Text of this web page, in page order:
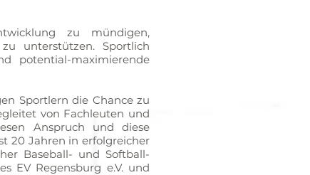
zu mündigen,
unterstützen. Sportlich
potential-maximierende
Sportlern die Chance zu
von Fachleuten und
Anspruch und diese
20 Jahren in erfolgreicher
Baseball- und Softball-
EV Regensburg e.V. und